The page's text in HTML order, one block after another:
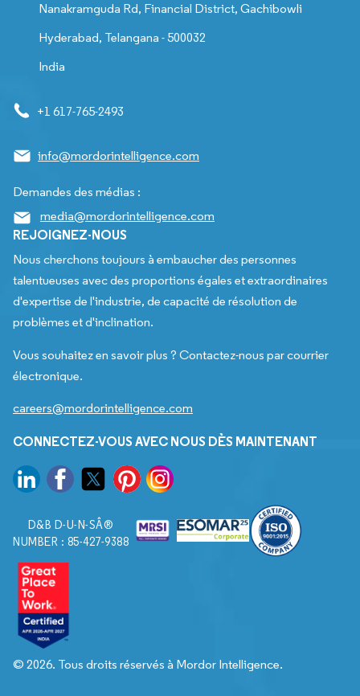
Nanakramguda Rd, Financial District, Gachibowli
Hyderabad, Telangana - 500032
India
+1 617-765-2493
info@mordorintelligence.com
Demandes des médias :
media@mordorintelligence.com
REJOIGNEZ-NOUS
Nous cherchons toujours à embaucher des personnes
talentueuses avec des proportions égales et extraordinaires
d'expertise de l'industrie, de capacité de résolution de
problèmes et d'inclination.
Vous souhaitez en savoir plus ? Contactez-nous par courrier
électronique.
careers@mordorintelligence.com
CONNECTEZ-VOUS AVEC NOUS DÈS MAINTENANT
D&B D-U-N-SÂ®
NUMBER : 85-427-9388
© 2026. Tous droits réservés à Mordor Intelligence.